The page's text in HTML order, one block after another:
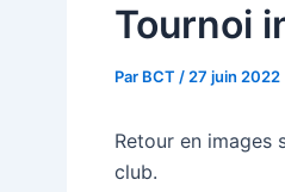
Tournoi
Par BCT / 27 juin 2022
Retour en images
club.